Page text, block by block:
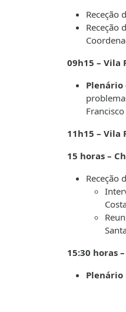
Receção
Receção
09h15 – Vila
Plenário
11h15 – Vila
15 horas –
Receção
15:30 horas